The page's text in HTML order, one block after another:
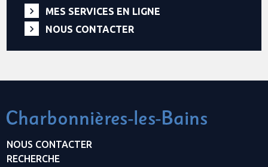
MES SERVICES EN LIGNE
NOUS CONTACTER
NOUS CONTACTER
RECHERCHE